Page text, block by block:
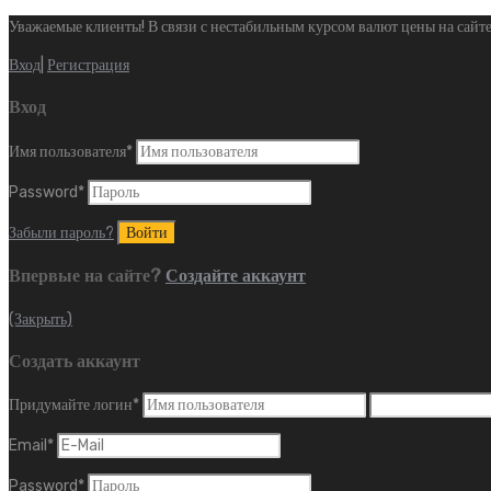
Уважаемые клиенты! В связи с нестабильным курсом валют цены на
Вход Регистрация
Вход
Имя пользователя*
Password*
Забыли пароль?
Впервые на сайте? Создайте аккаунт
(Закрыть)
Создать аккаунт
Придумайте логин*
Email *
Password*